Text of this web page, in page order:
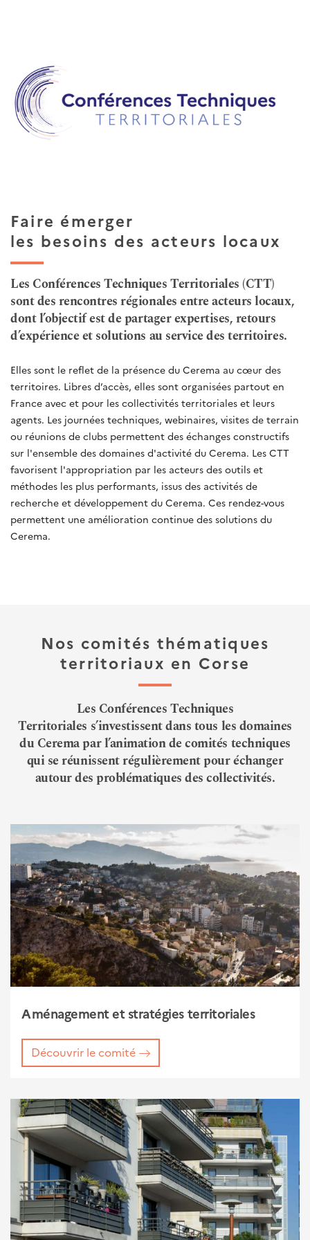
Faire émerger
les besoins des acteurs locaux
Les Conférences Techniques Territoriales (CTT)
sont des rencontres régionales entre acteurs locaux,
dont l’objectif est de partager expertises, retours
d’expérience et solutions au service des territoires.
Elles sont le reflet de la présence du Cerema au cœur des
territoires. Libres d’accès, elles sont organisées partout en
France avec et pour les collectivités territoriales et leurs
agents. Les journées techniques, webinaires, visites de terrain
ou réunions de clubs permettent des échanges constructifs
sur l'ensemble des domaines d'activité du Cerema. Les CTT
favorisent l'appropriation par les acteurs des outils et
méthodes les plus performants, issus des activités de
recherche et développement du Cerema. Ces rendez-vous
permettent une amélioration continue des solutions du
Cerema.
Nos comités thématiques
territoriaux en Corse
Les Conférences Techniques
Territoriales s’investissent dans tous les domaines
du Cerema par l’animation de comités techniques
qui se réunissent régulièrement pour échanger
autour des problématiques des collectivités.
Aménagement et stratégies territoriales
Découvrir le comité